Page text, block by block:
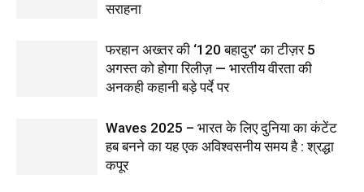
सराहना
फरहान अख्तर की ‘120 बहादुर’ का टीज़र 5
अगस्त को होगा रिलीज़ — भारतीय वीरता की
अनकही कहानी बड़े पर्दे पर
Waves 2025 – भारत के लिए दुनिया का कंटेंट
हब बनने का यह एक अविश्वसनीय समय है : श्रद्धा
कपूर